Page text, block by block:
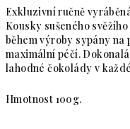
Exkluzivní ručně
Kousky sušeného
během výroby sypány na
maximální péčí.
lahodné čokolády v
Hmotnost 100g.